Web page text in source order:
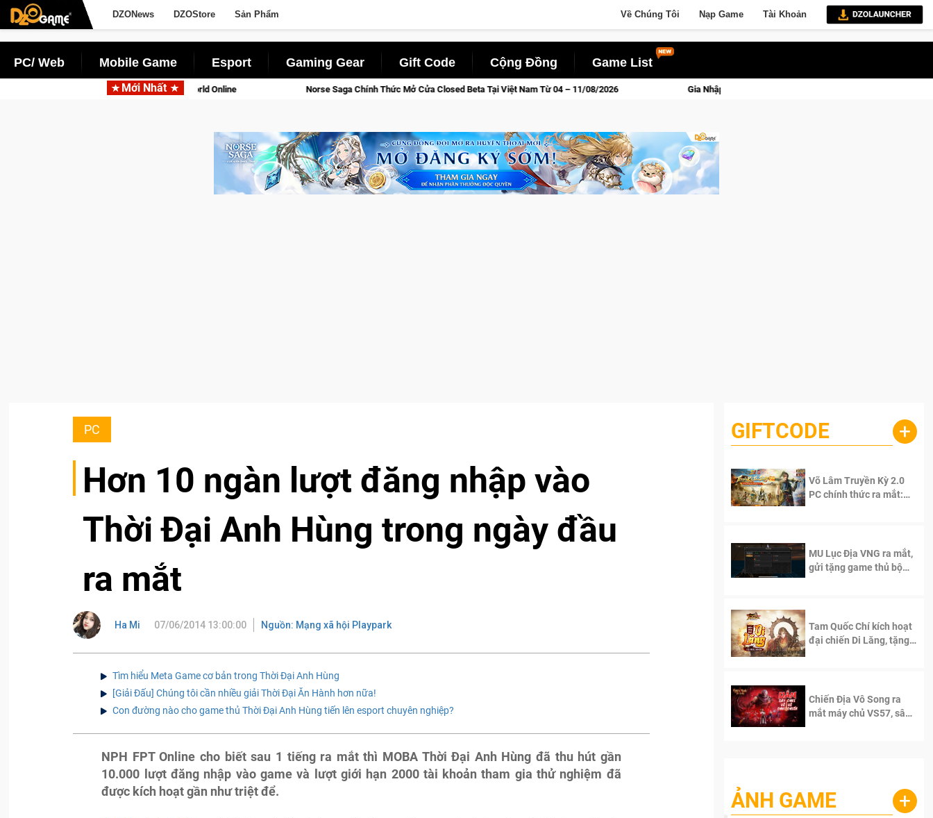
DZONews DZOStore Sản Phẩm Về Chúng Tôi Nạp Game Tài Khoản
PC/ Web Mobile Game Esport Gaming Gear Gift Code Cộng Đồng Game List
Mới NhấtNorse Saga Chính Thức Mở Cửa Closed Beta Tại Việt Nam Từ 04 – 11/08/2026 Gia Nhập Closed Beta Norse Saga: Cửu Giới Thức Tỉnh, Săn DJI Osmo Pocket 3 Ngay Hôm Nay
PC
Hơn 10 ngàn lượt đăng nhập vào
Thời Đại Anh Hùng trong ngày đầu
ra mắt
Ha Mi 07/06/2014 13:00:00 Nguồn: Mạng xã hội Playpark
Tìm hiểu Meta Game cơ bản trong Thời Đại Anh Hùng
[Giải Đấu] Chúng tôi cần nhiều giải Thời Đại Ăn Hành hơn nữa!
Con đường nào cho game thủ Thời Đại Anh Hùng tiến lên esport chuyên nghiệp?
NPH FPT Online cho biết sau 1 tiếng ra mắt thì MOBA Thời Đại Anh Hùng đã thu hút gần
10.000 lượt đăng nhập vào game và lượt giới hạn 2000 tài khoản tham gia thử nghiệm đã
được kích hoạt gần như triệt để.
GIFTCODE +
Võ Lâm Truyền Kỳ 2.0
PC chính thức ra mắt:
MU Lục Địa VNG ra mắt,
gửi tặng game thủ bộ
Tam Quốc Chí kích hoạt
đại chiến Di Lăng, tặng
Chiến Địa Vô Song ra
mắt máy chủ VS57, sân
ẢNH GAME +
Lala Croft vừa nóng vừa xinh dưới nét vẽ